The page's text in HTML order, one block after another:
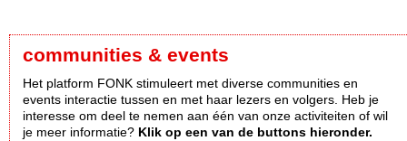
communities & events
Het platform FONK stimuleert met diverse communities en
events interactie tussen en met haar lezers en volgers. Heb je
interesse om deel te nemen aan één van onze activiteiten of wil
je meer informatie? Klik op een van de buttons hieronder.